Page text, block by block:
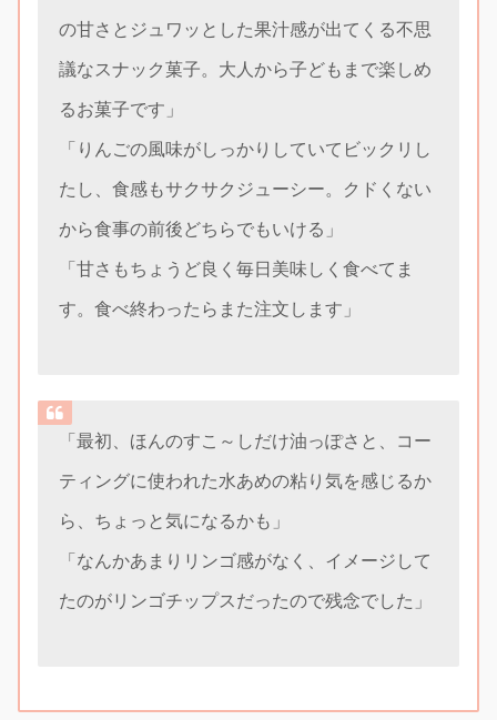
の甘さとジュワッとした果汁感が出てくる不思
議なスナック菓子。大人から子どもまで楽しめ
るお菓子です」
「りんごの風味がしっかりしていてビックリし
たし、食感もサクサクジューシー。クドくない
から食事の前後どちらでもいける」
「甘さもちょうど良く毎日美味しく食べてま
す。食べ終わったらまた注文します」
「最初、ほんのすこ～しだけ油っぽさと、コー
ティングに使われた水あめの粘り気を感じるか
ら、ちょっと気になるかも」
「なんかあまりリンゴ感がなく、イメージして
たのがリンゴチップスだったので残念でした」